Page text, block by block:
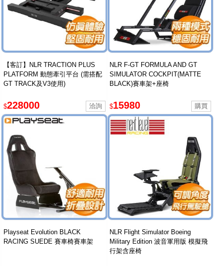
【客訂】NLR TRACTION PLUS
PLATFORM 動態牽引平台 (需搭配
GT TRACK及V3使用)
$228000
NLR F-GT FORMULA AND GT
SIMULATOR COCKPIT(MATTE
BLACK)賽車架+座椅
$15980
Playseat Evolution BLACK
RACING SUEDE 賽車椅賽車架
NLR Flight Simulator Boeing
Military Edition 波音軍用版 模擬飛
行架含座椅